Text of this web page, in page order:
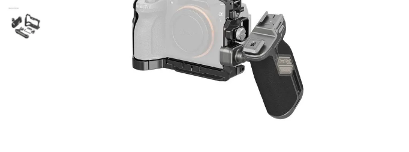
card memorie
dji mic mini
dji osmo